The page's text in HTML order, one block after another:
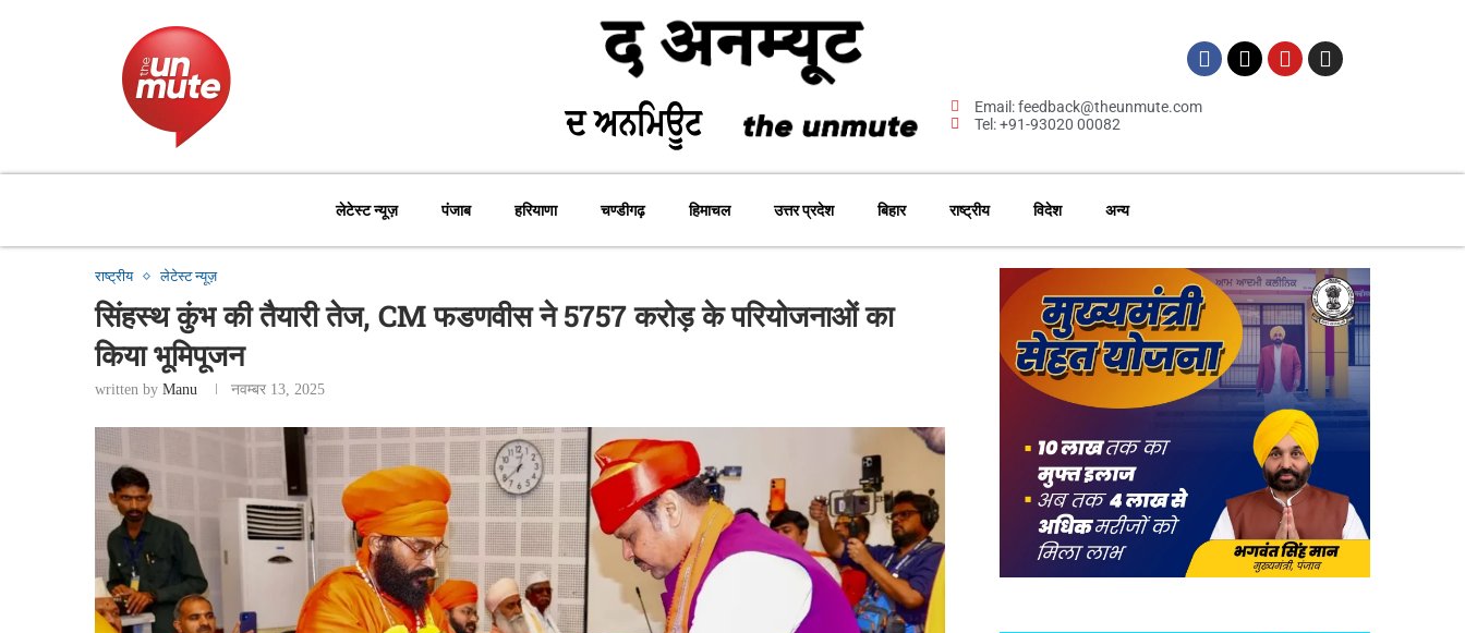
Email: feedback@theunmute.com
Tel: +91-93020 00082
लेटेस्ट न्यूज़ पंजाब हरियाणा चण्डीगढ़ हिमाचल उत्तर प्रदेश बिहार राष्ट्रीय विदेश अन्य
राष्ट्रीय लेटेस्ट न्यूज़
सिंहस्थ कुंभ की तैयारी तेज, CM फडणवीस ने 5757 करोड़ के परियोजनाओं का
किया भूमिपूजन
written by Manu नवम्बर 13, 2025